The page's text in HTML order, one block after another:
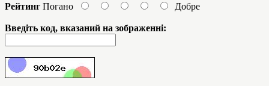
Рейтинг Погано Добре
Введіть код, вказаний на зображенні: